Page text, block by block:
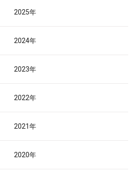
2025年
2024年
2023年
2022年
2021年
2020年